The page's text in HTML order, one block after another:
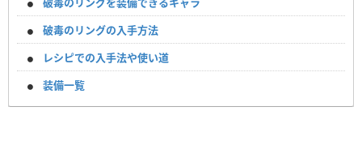
破毒のリングの入手方法
レシピでの入手法や使い道
装備一覧